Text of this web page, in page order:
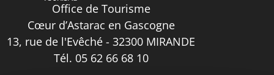
Office de Tourisme
Cœur d’Astarac en Gascogne
13, rue de l'Evêché - 32300 MIRANDE
Tél. 05 62 66 68 10